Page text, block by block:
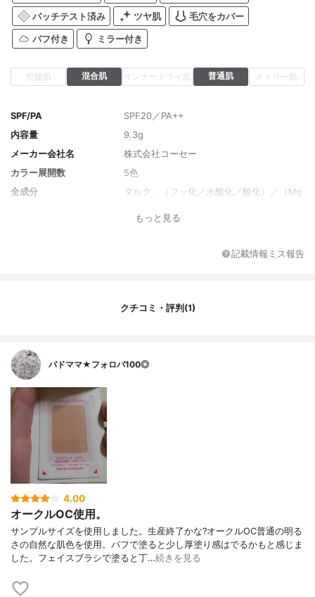
パッチテスト済み ツヤ肌 毛穴をカバー
パフ付き ミラー付き
乾燥肌 混合肌 インナードライ肌 普通肌 オイリー肌
SPF/PA
SPF20／PA++
内容量
9.3g
メーカー会社名
株式会社コーセー
カラー展開数
5色
全成分
タルク、（フッ化／水酸化／酸化）／（Mg
イヒ酸エチルヘキシル、合成金雲母、（ジ
リマー、メタクリル酸メチルクロスポリマ
ン／メチコンシルセスキオキサン）クロス
リイソステアリン酸イソプロピルチタン、
もっと見る
記載情報ミス報告
クチコミ・評判(1)
バドママ★フォロバ100◎
4.00
オークルOC使用。
サンプルサイズを使用しました。生産終了かな?オークルOC普通の明る
さの自然な肌色を使用。パフで塗ると少し厚塗り感はでるかもと感じま
した。フェイスブラシで塗ると丁…続きを見る